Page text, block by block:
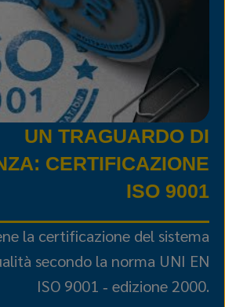
UN TRAGUARDO DI
CERTIFICAZIONE
ISO 9001
la certificazione del sistema
secondo la norma UNI EN
ISO 9001 ‑ edizione 2000.